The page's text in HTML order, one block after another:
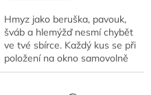
Hmyz jako beruška, pavouk,
šváb a hlemýžď nesmí chybět
ve tvé sbírce. Každý kus se při
položení na okno samovolně
pohybuje dolů. Velikost hmyzu